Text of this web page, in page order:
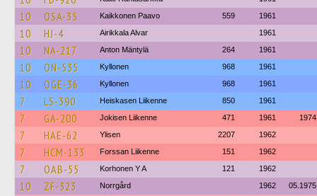
10 OSA-35 Kaikkonen Paavo 559 1961
10 HJ-4 Airikkala Alvar 1961
10 NA-217 Anton Mäntylä 264 1961
10 ON-535 Kyllonen 968 1961
10 OGE-36 Kyllonen 968 1961
7 LS-390 Heiskasen Liikenne 850 1961
7 GA-200 Jokisen Liikenne 471 1961 1974
7 HAE-62 Ylisen 2207 1962
7 HCM-133 Forssan Liikenne 151 1962
7 OAB-55 Korhonen Y A 121 1962
10 ZF-323 Norrgård 1962 05.1975